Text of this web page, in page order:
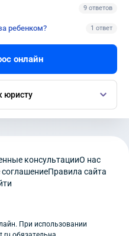
9 ответов
ребенком? 1 ответ
онлайн
юристу
консультацииО нас
Правила сайта
При использовании